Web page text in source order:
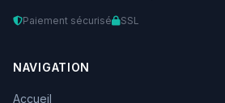
Paiement sécurisé SSL
NAVIGATION
Accueil